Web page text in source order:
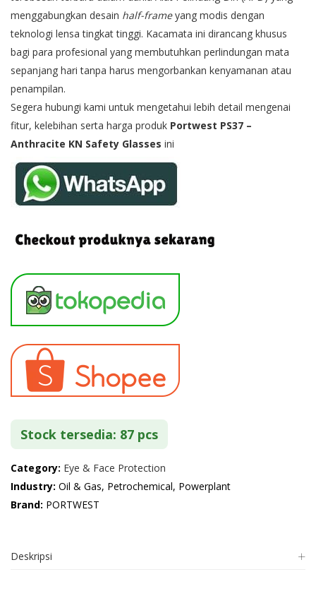
menggabungkan desain half-frameyang modis dengan
teknologi lensa tingkat tinggi. Kacamata ini dirancang khusus
bagi para profesional yang membutuhkan perlindungan mata
sepanjang hari tanpa harus mengorbankan kenyamanan atau
penampilan.
Segera hubungi kami untuk mengetahui lebih detail mengenai
fitur, kelebihan serta harga produk Portwest PS37 –
Anthracite KN Safety Glasses ini
Stock tersedia: 87 pcs
Category: Eye & Face Protection
Industry: Oil & Gas, Petrochemical, Powerplant
Brand: PORTWEST
Deskripsi